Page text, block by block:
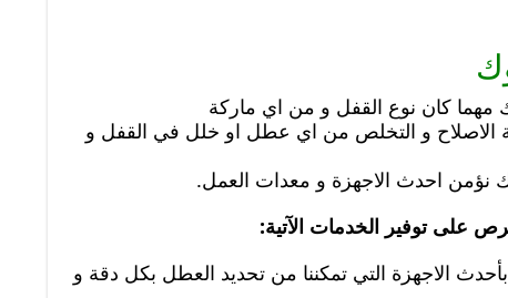
مهما كان نوع القفل و من اي ماركة
الاصلاح و التخلص من اي عطل او خلل في القفل و
نؤمن احدث الاجهزة و معدات العمل.
على توفير الخدمات الآتية:
الاجهزة التي تمكننا من تحديد العطل بكل دقة و